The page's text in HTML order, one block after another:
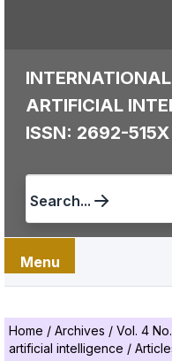
ARTIFICIAL
ISSN: 2692-515X
Search...
Menu
Home / Archives / Vol. 4
artificial intelligence /